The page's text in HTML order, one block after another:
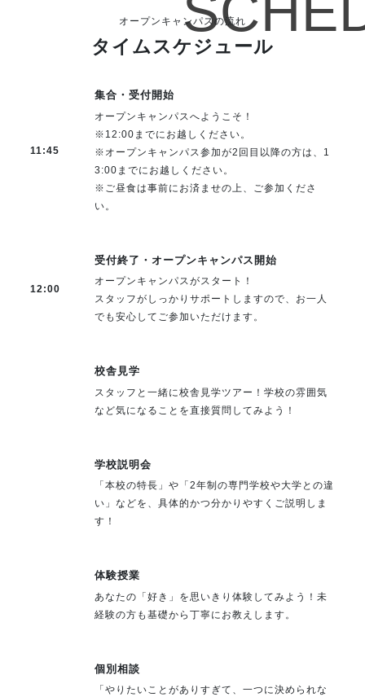
オープンキャンパスの流れ
タイムスケジュール
11:45
集合・受付開始
オープンキャンパスへようこそ！
※12:00までにお越しください。
※オープンキャンパス参加が2回目以降の方は、1
3:00までにお越しください。
※ご昼食は事前にお済ませの上、ご参加くださ
い。
12:00
受付終了・オープンキャンパス開始
オープンキャンパスがスタート！
スタッフがしっかりサポートしますので、お一人
でも安心してご参加いただけます。
校舎見学
スタッフと一緒に校舎見学ツアー！学校の雰囲気
など気になることを直接質問してみよう！
学校説明会
「本校の特長」や「2年制の専門学校や大学との違
い」などを、具体的かつ分かりやすくご説明しま
す！
体験授業
あなたの「好き」を思いきり体験してみよう！未
経験の方も基礎から丁寧にお教えします。
個別相談
「やりたいことがありすぎて、一つに決められな